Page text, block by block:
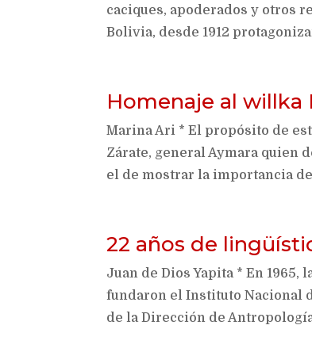
caciques, apoderados y otros
Bolivia, desde 1912
Homenaje al willka
Marina Ari * El propósito de
Zárate, general Aymara quien
el de mostrar la importancia
22 años de
Juan de Dios Yapita * En
fundaron el Instituto Nacional
de la Dirección de